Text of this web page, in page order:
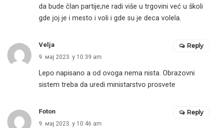
da bude član partije,ne radi više u trgovini već u školi
gde joj je i mesto i voli i gde su je deca volela.
Velja
9. мај 2023. у 10:39 am
Lepo napisano a od ovoga nema nista. Obrazovni
sistem treba da uredi ministarstvo prosvete
Reply
Foton
9. мај 2023. у 10:46 am
Reply